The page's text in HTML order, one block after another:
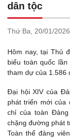
dân tộc
Thứ Ba, 20/01/2026,
Hôm nay, tại Thủ
biểu toàn quốc
tham dự của 1.586
Đại hội XIV của
phát triển mới của
chỉ của toàn
chặng đường phát
Toàn thể đảng